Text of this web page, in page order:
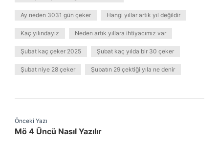
Ay neden 3031 gün çeker Hangi yıllar artık yıl değildir
Kaç yılındayız Neden artık yıllara ihtiyacımız var
Şubat kaç çeker 2025 Şubat kaç yılda bir 30 çeker
Şubat niye 28 çeker Şubatın 29 çektiği yıla ne denir
Önceki Yazı
Mö 4 Üncü Nasıl Yazılır